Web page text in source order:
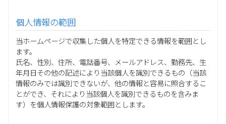
個人情報の範囲
当ホームページで収集した個人を特定できる情報を範囲とし
ます。
氏名、性別、住所、電話番号、メールアドレス、勤務先、生
年月日その他の記述により当該個人を識別できるもの（当該
情報のみでは識別できないが、他の情報と容易に照合するこ
とができ、それにより当該個人を識別できるものを含みま
す）を個人情報保護の対象範囲とします。